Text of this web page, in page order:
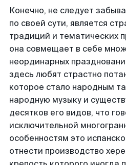
Конечно, не следует
по своей сути, является
традиций и тематических
она совмещает в себе
неординарных
здесь любят страстно
которое стало народным
народную музыку и
десятков его видов, что
исключительной
особенностям это
отнести производство